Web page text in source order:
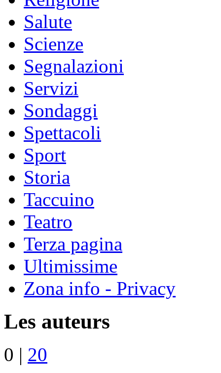
Salute
Scienze
Segnalazioni
Servizi
Sondaggi
Spettacoli
Sport
Storia
Taccuino
Teatro
Terza pagina
Ultimissime
Zona info - Privacy
Les auteurs
0 | 20